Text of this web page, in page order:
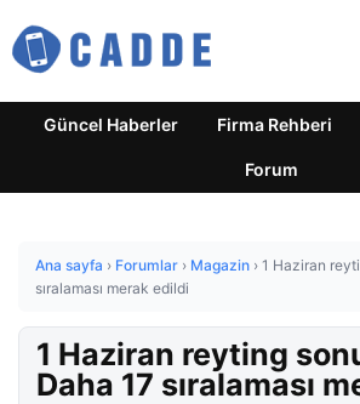
Güncel Haberler Firma Rehberi
Forum
Ana sayfa › Forumlar › Magazin › 1 Haziran
sıralaması merak edildi
1 Haziran reyting
Daha 17 sıralaması